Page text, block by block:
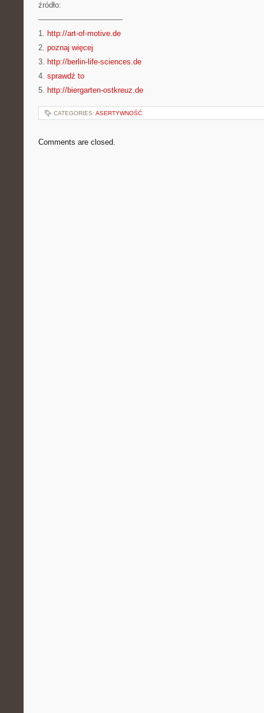
źródło:
———————————
1. http://art-of-motive.de
2. poznaj więcej
3. http://berlin-life-sciences.de
4. sprawdź to
5. http://biergarten-ostkreuz.de
CATEGORIES: ASERTYWNOŚĆ
Comments are closed.